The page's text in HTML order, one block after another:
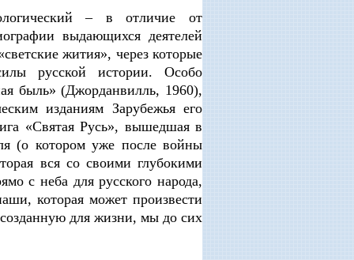
– в отличие от
выдающихся деятелей
жития», через которые
русской истории. Особо
быль» (Джорданвилль, 1960),
изданиям Зарубежья его
«Святая Русь», вышедшая в
(о котором уже после войны
вся со своими глубокими
с неба для русского народа,
которая может произвести
для жизни, мы до сих